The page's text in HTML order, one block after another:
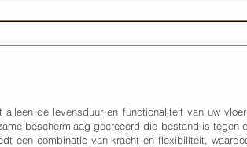
de levensduur en functionaliteit van uw
beschermlaag gecreëerd die bestand is
een combinatie van kracht en flexibiliteit,